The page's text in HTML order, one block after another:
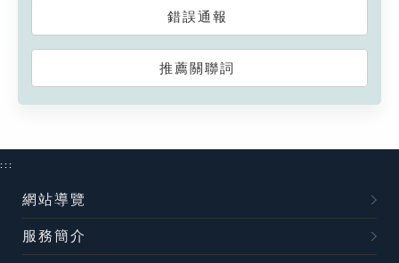
錯誤通報
推薦關聯詞
:::
網站導覽
服務簡介